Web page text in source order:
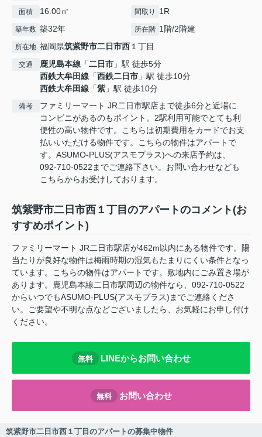
面積 16.00㎡ 間取り 1R
築年数 築32年 所在階 1階/2階建
所在地 福岡県筑紫野市二日市西１丁目
交通 鹿児島本線 「二日市 」駅 徒歩5分
西鉄大牟田線 「西鉄二日市 」駅 徒歩10分
西鉄大牟田線 「紫」駅 徒歩10分
備考
ファミリーマート JR二日市駅店まで徒歩6分と近場に
コンビニがあるのもポイント。2駅利用可能でとても利
便性の高い物件です。こちらは初期費用をカードでお支
払いいただける物件です。こちらの物件はアパートで
す。ASUMO-PLUS(アスモプラス)への来店予約は、
092-710-0522までご連絡下さい。お問い合わせなども
こちらからお受けしております。
筑紫野市二日市西１丁目のアパートのコメント(お
すすめポイント)
ファミリーマート JR二日市駅店が462m以内にある物件です。陽
当たりが良好な物件は梅雨時期の湿気もたまりにくい条件となっ
ています。こちらの物件はアパートです。敷地内にごみ置き場が
あります。鹿児島本線二日市駅周辺の物件なら、092-710-0522
からいつでもASUMO-PLUS(アスモプラス)までご連絡くださ
い。ご要望や不明な点などございましたら、お気軽にお申し付け
ください。
無料 LINEからお問い合わせ
無料 お問い合わせ
筑紫野市二日市西１丁目のアパートの募集中物件